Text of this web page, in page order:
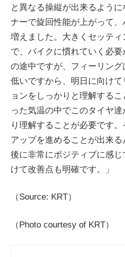
と異なる操縦が出来るよう
ナーで旋回性能が上がって
増えました。大きくセッテ
で、バイクに慣れていく必
の途中ですが、フィーリン
低いですから、明日に向け
ョンをしっかりと理解する
った気温の中でこのタイヤ
り理解することが必要です
アップを進めることが出来
後に非常にポジティブに感
けて改善点も明確です。」
（Source: KRT）
（Photo courtesy of KRT）